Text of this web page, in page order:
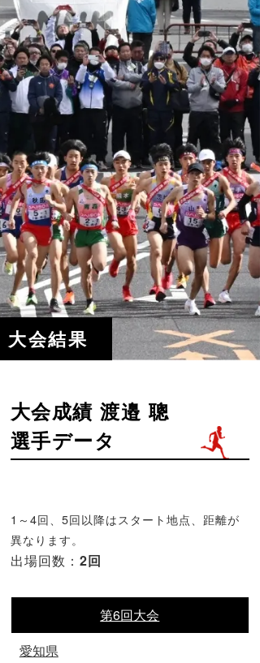
大会結果
大会成績 渡邉 聰
選手データ
1～4回、5回以降はスタート地点、距離が
異なります。
出場回数： 2回
第6回大会
愛知県